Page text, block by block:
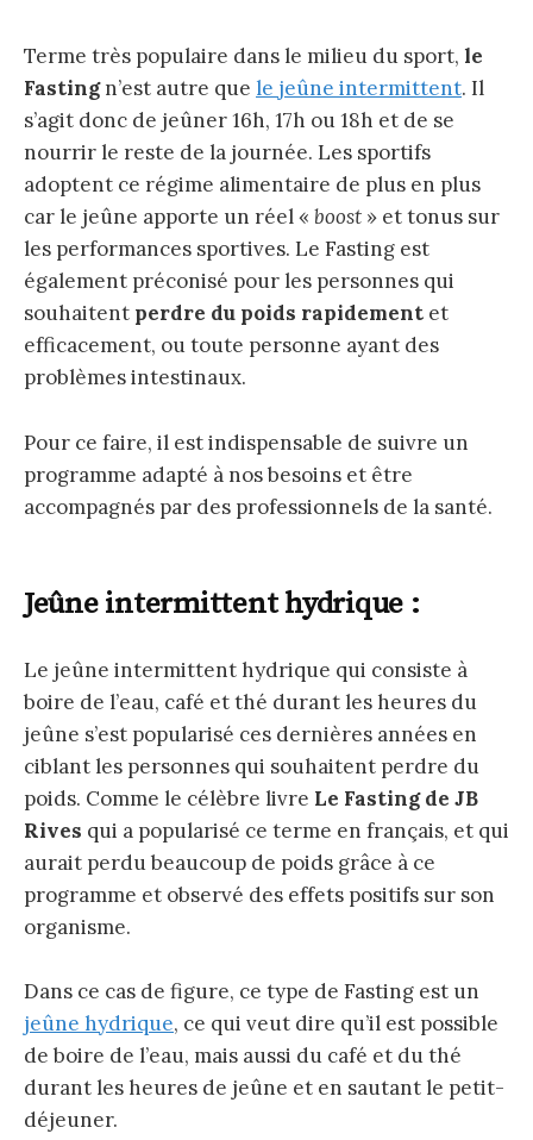
Terme très populaire dans le milieu du sport, le
Fastingn’est autre que le jeûne intermittent. Il
s’agit donc de jeûner 16h, 17h ou 18h et de se
nourrir le reste de la journée. Les sportifs
adoptent ce régime alimentaire de plus en plus
car le jeûne apporte un réel « boost » et tonus sur
les performances sportives. Le Fasting est
également préconisé pour les personnes qui
souhaitent perdre du poids rapidement et
efficacement, ou toute personne ayant des
problèmes intestinaux.
Pour ce faire, il est indispensable de suivre un
programme adapté à nos besoins et être
accompagnés par des professionnels de la santé.
Jeûne intermittent hydrique :
Le jeûne intermittent hydrique qui consiste à
boire de l’eau, café et thé durant les heures du
jeûne s’est popularisé ces dernières années en
ciblant les personnes qui souhaitent perdre du
poids. Comme le célèbre livre Le Fasting de JB
Rives qui a popularisé ce terme en français, et qui
aurait perdu beaucoup de poids grâce à ce
programme et observé des effets positifs sur son
organisme.
Dans ce cas de figure, ce type de Fasting est un
jeûne hydrique, ce qui veut dire qu’il est possible
de boire de l’eau, mais aussi du café et du thé
durant les heures de jeûne et en sautant le petit-
déjeuner.